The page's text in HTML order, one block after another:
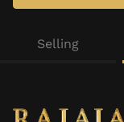
Selling